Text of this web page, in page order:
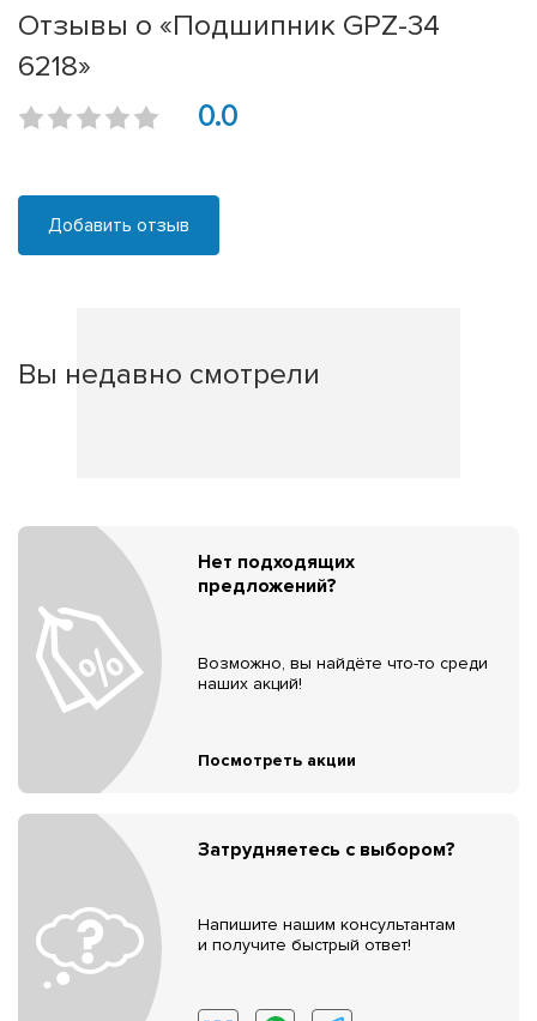
Отзывы о «Подшипник GPZ-34
6218»
0.0
Добавить отзыв
Вы недавно смотрели
Нет подходящих
предложений?
Возможно, вы найдёте что-то среди
наших акций!
Посмотреть акции
Затрудняетесь с выбором?
Напишите нашим консультантам
и получите быстрый ответ!